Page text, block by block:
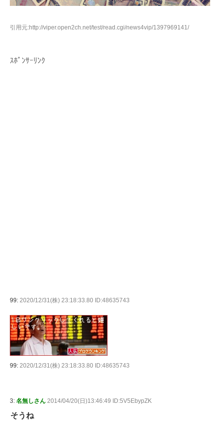
引用元:http://viper.open2ch.net/test/read.cgi/news4vip/1397969141/
ｽﾎﾟﾝｻｰﾘﾝｸ
99: 2020/12/31(株) 23:18:33.80 ID:48635743
99: 2020/12/31(株) 23:18:33.80 ID:48635743
3: 名無しさん 2014/04/20(日)13:46:49 ID:5V5EbypZK
そうね